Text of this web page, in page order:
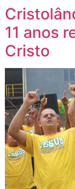
11 anos
Cristo